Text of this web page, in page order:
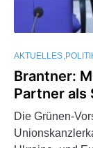
AKTUELLES
Brantner:
Partner als
Die Grünen-